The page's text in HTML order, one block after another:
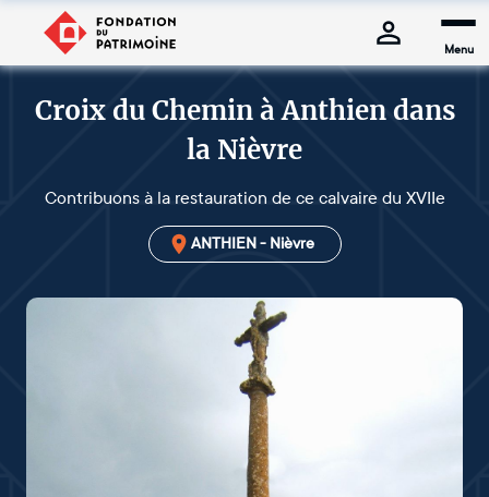
Menu
Croix du Chemin à Anthien dans
la Nièvre
Contribuons à la restauration de ce calvaire du XVIIe
ANTHIEN - Nièvre